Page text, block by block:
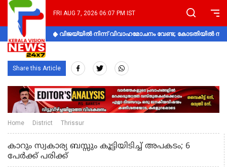
FRI AUG 7, 2026 06:07 PM IST
വിജയ്‌യിൽ നിന്ന് വിവാഹമോചനം വേണ്ട; കോടതിയിൽ
Share this Article
Home District Thrissur
കാറും സ്വകാര്യ ബസ്സും കൂട്ടിയിടിച്ച് അപകടം; 6
പേര്‍ക്ക് പരിക്ക്‌